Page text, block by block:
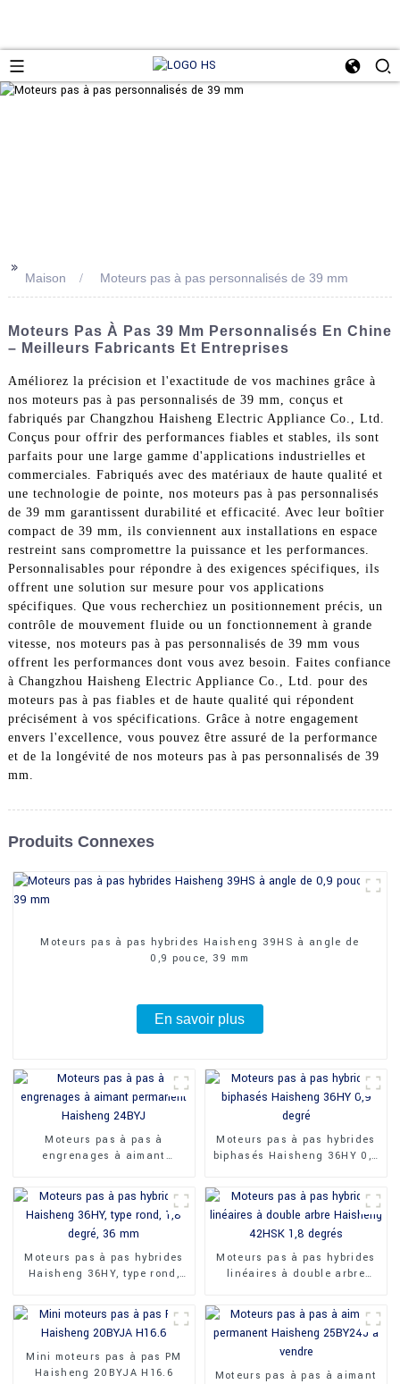
>>
Maison Moteurs pas à pas personnalisés de 39 mm
Moteurs Pas À Pas 39 Mm Personnalisés En Chine
– Meilleurs Fabricants Et Entreprises
Améliorez la précision et l'exactitude de vos machines grâce à
nos moteurs pas à pas personnalisés de 39 mm, conçus et
fabriqués par Changzhou Haisheng Electric Appliance Co., Ltd.
Conçus pour offrir des performances fiables et stables, ils sont
parfaits pour une large gamme d'applications industrielles et
commerciales. Fabriqués avec des matériaux de haute qualité et
une technologie de pointe, nos moteurs pas à pas personnalisés
de 39 mm garantissent durabilité et efficacité. Avec leur boîtier
compact de 39 mm, ils conviennent aux installations en espace
restreint sans compromettre la puissance et les performances.
Personnalisables pour répondre à des exigences spécifiques, ils
offrent une solution sur mesure pour vos applications
spécifiques. Que vous recherchiez un positionnement précis, un
contrôle de mouvement fluide ou un fonctionnement à grande
vitesse, nos moteurs pas à pas personnalisés de 39 mm vous
offrent les performances dont vous avez besoin. Faites confiance
à Changzhou Haisheng Electric Appliance Co., Ltd. pour des
moteurs pas à pas fiables et de haute qualité qui répondent
précisément à vos spécifications. Grâce à notre engagement
envers l'excellence, vous pouvez être assuré de la performance
et de la longévité de nos moteurs pas à pas personnalisés de 39
mm.
Produits Connexes
Moteurs pas à pas hybrides Haisheng 39HS à angle de
0,9 pouce, 39 mm
En savoir plus
Moteurs pas à pas à
engrenages à aimant
Moteurs pas à pas hybrides
biphasés Haisheng 36HY 0,9
Moteurs pas à pas hybrides
Haisheng 36HY, type rond,
Moteurs pas à pas hybrides
linéaires à double arbre
Mini moteurs pas à pas PM
Haisheng 20BYJA H16.6
Moteurs pas à pas à aimant